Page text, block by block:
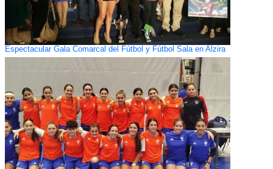
Espectacular Gala Comarcal del Fútbol y Fútbol Sala en Alzira